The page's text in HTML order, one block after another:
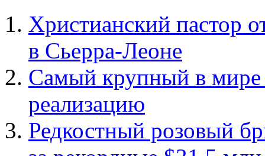
Христианский пастор
в Сьерра-Леоне
Самый крупный в мире
реализацию
Редкостный розовый